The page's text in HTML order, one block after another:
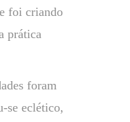
foi criando
prática
foram
se eclético,